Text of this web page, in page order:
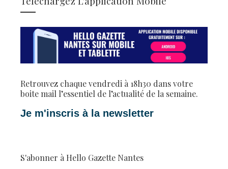
Retrouvez chaque vendredi à 18h30 dans votre
boite mail l’essentiel de l’actualité de la semaine.
Je m'inscris à la newsletter
S'abonner à Hello Gazette Nantes